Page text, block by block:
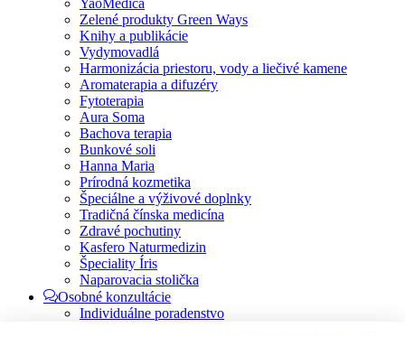
Zelené produkty Green Ways
Knihy a publikácie
Vydymovadlá
Harmonizácia priestoru, vody a liečivé kamene
Aromaterapia a difuzéry
Fytoterapia
Aura Soma
Bachova terapia
Bunkové soli
Hanna Maria
Prírodná kozmetika
Špeciálne a výživové doplnky
Tradičná čínska medicína
Zdravé pochutiny
Kasfero Naturmedizin
Špeciality Íris
Naparovacia stolička
Osobné konzultácie
Individuálne poradenstvo